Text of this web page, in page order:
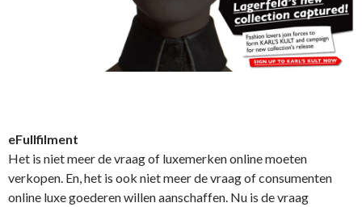
eFullfilment
Het is niet meer de vraag of luxemerken online moeten
verkopen. En, het is ook niet meer de vraag of consumenten
online luxe goederen willen aanschaffen. Nu is de vraag